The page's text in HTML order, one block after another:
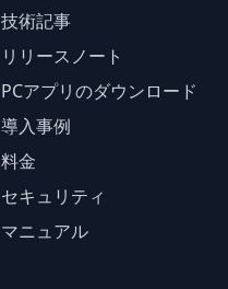
技術記事
リリースノート
PCアプリのダウンロード
導入事例
料金
セキュリティ
マニュアル